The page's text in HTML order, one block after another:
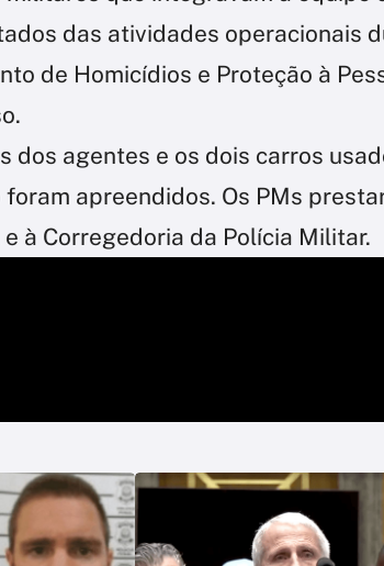
das atividades operacionais
de Homicídios e Proteção à
dos agentes e os dois carros
apreendidos. Os PMs
e à Corregedoria da Polícia Militar.